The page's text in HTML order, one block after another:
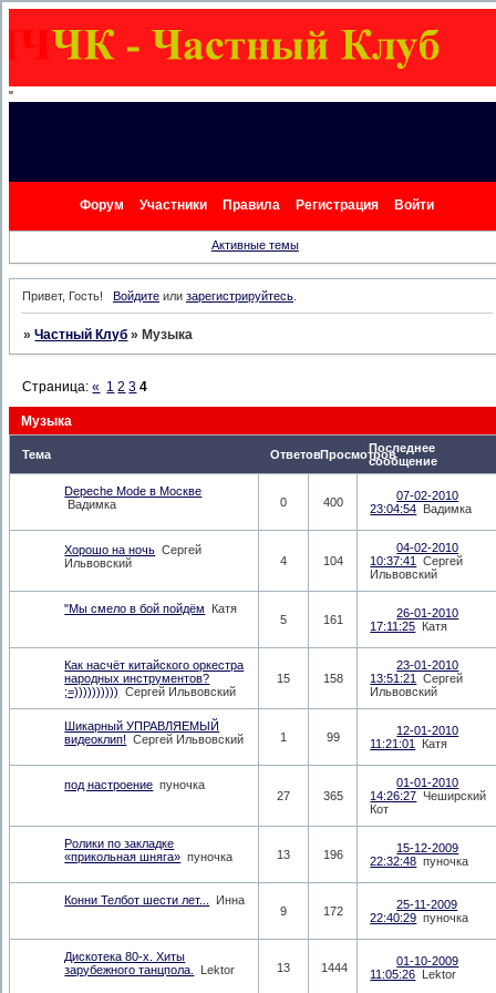
"
Форум Участники Правила Регистрация Войти
Активные темы
Привет, Гость! Войдитеили зарегистрируйтесь.
»Частный Клуб »Музыка
Музыка
Страница:« 1 2 3 4
Тема ОтветовПросмотровПоследнее
сообщение
Depeche Mode в Москве
Вадимка
0 400
07-02-2010
23:04:54
Вадимка
Хорошо на ночь Сергей
Ильвовский
4 104
04-02-2010
10:37:41
Сергей
Ильвовский
"Мы смело в бой пойдём
Катя
5
161
26-01-2010
17:11:25
Катя
Как насчёт китайского оркестра
народных инструментов?
;=))))))))))
Сергей Ильвовский
15 158
23-01-2010
13:51:21
Сергей
Ильвовский
Шикарный УПРАВЛЯЕМЫЙ
видеоклип!
Сергей Ильвовский 1 99
12-01-2010
11:21:01
Катя
под настроение пуночка
27
365
01-01-2010
14:26:27 Чеширский
Кот
Ролики по закладке
«прикольная шняга» пуночка 13 196
15-12-2009
22:32:48 пуночка
Конни Телбот шести лет...
Инна
9
172
25-11-2009
22:40:29 пуночка
Дискотека 80-х. Хиты
зарубежного танцпола.
Lektor 13 1444
01-10-2009
11:05:26
Lektor